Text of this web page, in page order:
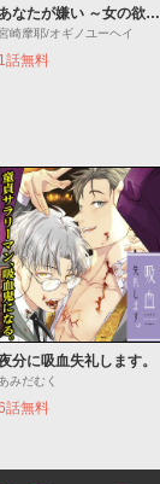
あなたが嫌い ～女の欲望と嫉妬の渦～
崎摩耶/オギノユーヘイ
1話無料
分に吸血失礼します。
あみだむく
話無料